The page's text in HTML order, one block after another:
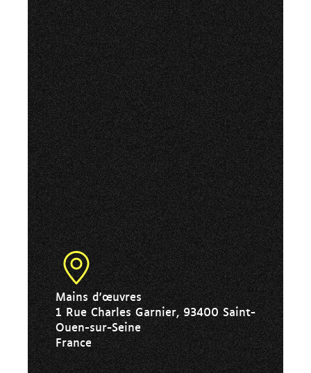
Mains d'œuvres
1 Rue Charles Garnier, 93400 Saint-
Ouen-sur-Seine
France